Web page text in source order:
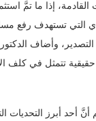
إذا ما تمَّ
التي تستهدف رفع
وأضاف
حقيقية تتمثل في كلف
أنَّ أحد أبرز التحديات